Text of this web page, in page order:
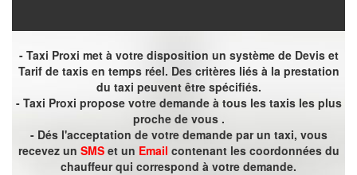
- Taxi Proxi met à votre disposition un système de Devis et
Tarif de taxis en temps réel. Des critères liés à la prestation
du taxi peuvent être spécifiés.
- Taxi Proxi propose votre demande à tous les taxis les plus
proche de vous .
- Dés l'acceptation de votre demande par un taxi, vous
recevez un SMSet un Email contenant les coordonnées du
chauffeur qui correspond à votre demande.